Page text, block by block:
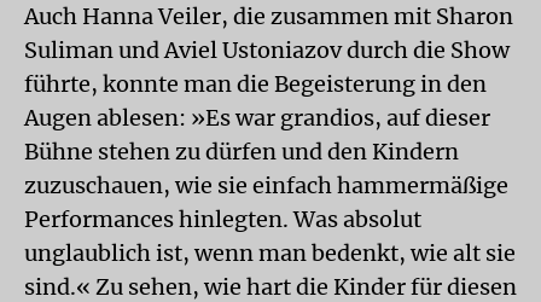
Auch Hanna Veiler, die zusammen mit Sharon
Suliman und Aviel Ustoniazov durch die Show
führte, konnte man die Begeisterung in den
Augen ablesen: »Es war grandios, auf dieser
Bühne stehen zu dürfen und den Kindern
zuzuschauen, wie sie einfach hammermäßige
Performances hinlegten. Was absolut
unglaublich ist, wenn man bedenkt, wie alt sie
sind.« Zu sehen, wie hart die Kinder für diesen